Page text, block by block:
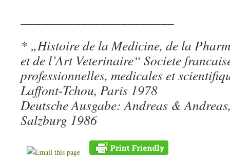
* „Histoire de la Medicine, de la
et de l’Art Veterinaire“ Societe
professionnelles, medicales et
Laffont-Tchou, Paris 1978
Deutsche Ausgabe: Andreas &
Salzburg 1986